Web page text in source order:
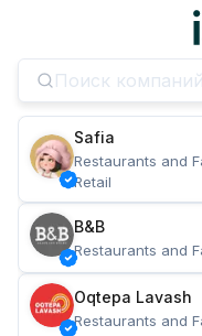
Safia
Restaurants and
Retail
B&B
Restaurants and
Oqtepa Lavash
Restaurants and